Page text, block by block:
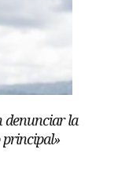
denunciar la
principal»